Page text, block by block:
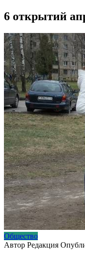
6 открытий
Общество
Автор Редакция